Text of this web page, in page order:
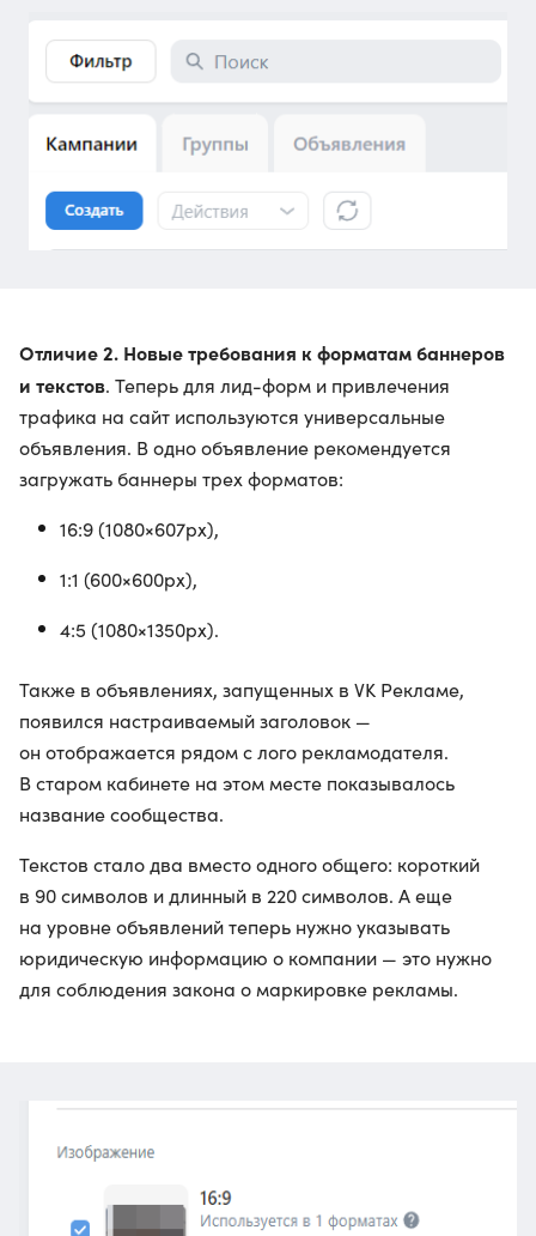
Отличие 2. Новые требования к форматам баннеров
и текстов. Теперь для лид-форм и привлечения
трафика на сайт используются универсальные
объявления. В одно объявление рекомендуется
загружать баннеры трех форматов:
16:9 (1080×607px),
1:1 (600×600px),
4:5 (1080×1350px).
Также в объявлениях, запущенных в VK Рекламе,
появился настраиваемый заголовок —
он отображается рядом с лого рекламодателя.
В старом кабинете на этом месте показывалось
название сообщества.
Текстов стало два вместо одного общего: короткий
в 90 символов и длинный в 220 символов. А еще
на уровне объявлений теперь нужно указывать
юридическую информацию о компании — это нужно
для соблюдения закона о маркировке рекламы.